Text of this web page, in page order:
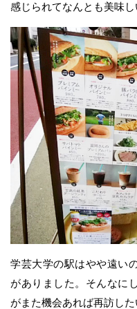
感じられてなんとも美味
学芸大学の駅はやや遠い
がありました。そんなに
がまた機会あれば再訪し